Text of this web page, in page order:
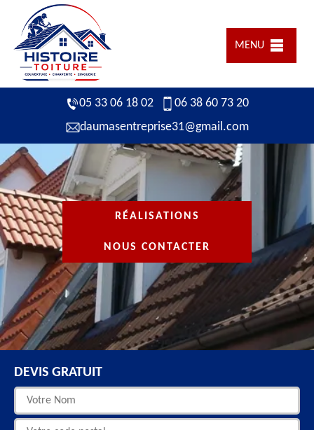
MENU
05 33 06 18 02
06 38 60 73 20
daumasentreprise31@gmail.com
RÉALISATIONS
NOUS CONTACTER
DEVIS GRATUIT